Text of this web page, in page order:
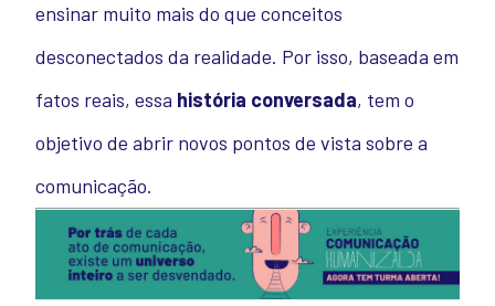
ensinar muito mais do que conceitos
desconectados da realidade. Por isso, baseada em
fatos reais, essa história conversada, tem o
objetivo de abrir novos pontos de vista sobre a
comunicação.